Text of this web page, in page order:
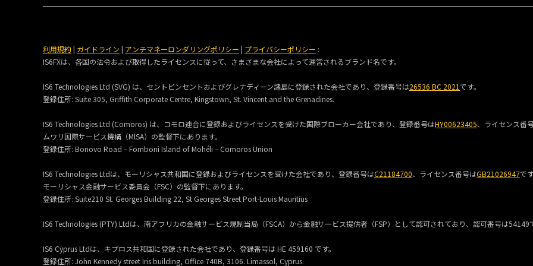
利用規約| ガイドライン | アンチマネーロンダリングポリシー | プライバシーポリシー :
IS6FXは、各国の法令および取得したライセンスに従って、さまざまな会社によって運営されるブランド名です。
IS6 Technologies Ltd (SVG) は、セントビンセントおよびグレナディーン諸島に登録された会社であり、登録番号は26536 BC 2021です。
登録住所: Suite 305, Griffith Corporate Centre, Kingstown, St. Vincent and the Grenadines.
IS6 Technologies Ltd (Comoros) は、コモロ連合に登録およびライセンスを受けた国際ブローカー会社であり、登録番号はHY00623405、ライセンス番
ムワリ国際サービス機構（MlSA）の監督下にあります。
登録住所: Bonovo Road – Fomboni Island of Mohéli – Comoros Union
IS6 Technologies Ltdは、モーリシャス共和国に登録およびライセンスを受けた会社であり、登録番号はC21184700、ライセンス番号はGB21026947です
モーリシャス金融サービス委員会（FSC）の監督下にあります。
登録住所: Suite210 St. Georges Building 22, St Georges Street Port-Louis Mauritius
IS6 Technologies (PTY) Ltdは、南アフリカの金融サービス規制当局（FSCA）から金融サービス提供者（FSP）として認可されており、認可番号は54149
IS6 Cyprus Ltdは、キプロス共和国に登録された会社であり、登録番号は HE 459160 です。
登録住所: John Kennedy street Iris building, Office 740B, 3106. Limassol, Cyprus.